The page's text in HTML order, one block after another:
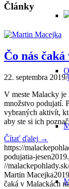
Články
Čo nás
22. septembra 2019/
V meste Malacky je
množstvo podujatí.
vybraných aktivít,
aby ste si ich
Čítať ďalej →
https://
podujatia-
//
Martin Macejka
čaká v Malackách